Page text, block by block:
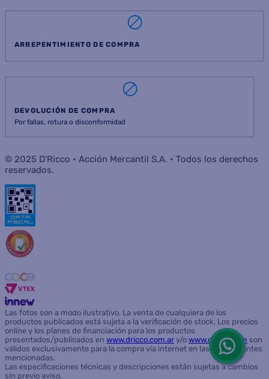
ARREPENTIMIENTO DE COMPRA
DEVOLUCIÓN DE COMPRA
Por fallas, rotura o disconformidad
© 2025 D'Ricco • Acción Mercantil S.A. • Todos los derechos
reservados.
Las fotos son a modo ilustrativo. La venta de cualquiera de los
productos publicados está sujeta a la verificación de stock. Los precios
online y los planes de financiación para los productos
presentados/publicados en www.dricco.com.ar y/o www.dricco.com son
válidos exclusivamente para la compra vía internet en las páginas antes
mencionadas.
Las especificaciones técnicas y descripciones están sujetas a cambios
sin previo aviso.